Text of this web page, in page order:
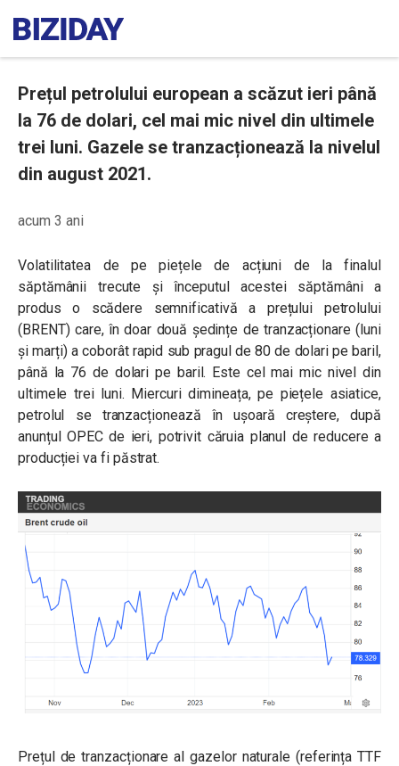
Prețul petrolului european a scăzut ieri până
la 76 de dolari, cel mai mic nivel din ultimele
trei luni. Gazele se tranzacționează la nivelul
din august 2021.
acum 3 ani
Volatilitatea de pe piețele de acțiuni de la finalul
săptămânii trecute și începutul acestei săptămâni a
produs o scădere semnificativă a prețului petrolului
(BRENT) care, în doar două ședințe de tranzacționare (luni
și marți) a coborât rapid sub pragul de 80 de dolari pe baril,
până la 76 de dolari pe baril. Este cel mai mic nivel din
ultimele trei luni. Miercuri dimineața, pe piețele asiatice,
petrolul se tranzacționează în ușoară creștere, după
anunțul OPEC de ieri, potrivit căruia planul de reducere a
producției va fi păstrat.
Prețul de tranzacționare al gazelor naturale (referința TTF